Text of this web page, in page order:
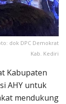
dok DPC Demokrat
Kab. Kediri
Kabupaten
AHY untuk
mendukung